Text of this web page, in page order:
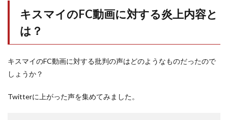
キスマイのFC動画に対する炎上内容と
は？
キスマイのFC動画に対する批判の声はどのようなものだったので
しょうか？
Twitterに上がった声を集めてみました。